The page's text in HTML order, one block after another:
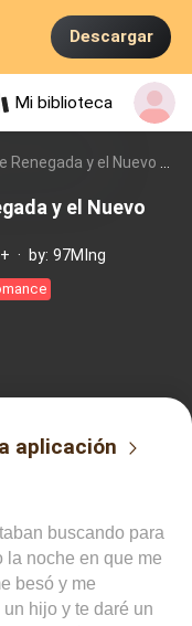
Descargar
Mi biblioteca
y el Nuevo Comienzo
y el Nuevo
·
by: 97MIng
aplicación
buscando para
la noche en que me
besó y me
hijo y te daré un